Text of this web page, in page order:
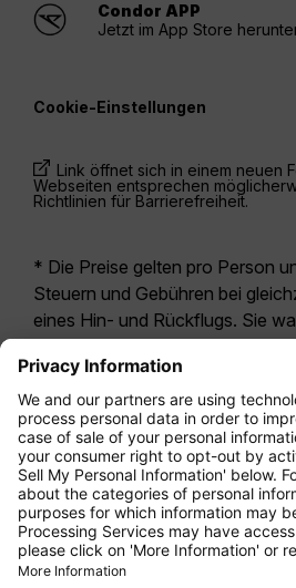
Condor APP
Jetzt im App Store
Cookie-Einstellungen
Link öffnet sich in einem neuen
Webseiten entsprechen
Richtlinien für Barrierefreiheit.
* Die Preise gelten pro Person
Steuern und Gebühren bei
eines Hin- und Rückflugs. Sie
möglicherweise nicht mehr
Economy Class angegebenen
sich i.d.R. um Economy Zero,
Tarifoption. Es können hierfür
fürAufgabegepäck oder für
Leistungen anfallen. Es gelten
Geschäftsbedingungen .